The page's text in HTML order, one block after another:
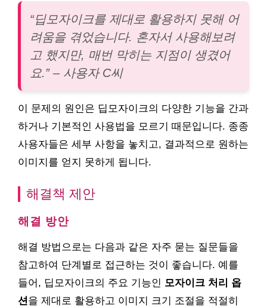
“딥모자이크를 제대로 활용하지 못해 어
려움을 겪었습니다. 혼자서 사용해보려
고 했지만, 매번 막히는 지점이 생겼어
요.” – 사용자 C씨
이 문제의 원인은 딥모자이크의 다양한 기능을 간과
하거나 기본적인 사용법을 모르기 때문입니다. 종종
사용자들은 세부 사항을 놓치고, 결과적으로 원하는
이미지를 얻지 못하게 됩니다.
해결책 제안
해결 방안
해결 방법으로는 다음과 같은 자주 묻는 질문들을
참고하여 단계별로 접근하는 것이 좋습니다. 예를
들어, 딥모자이크의 주요 기능인 모자이크 처리 옵
션을 제대로 활용하고 이미지 크기 조절을 적절히